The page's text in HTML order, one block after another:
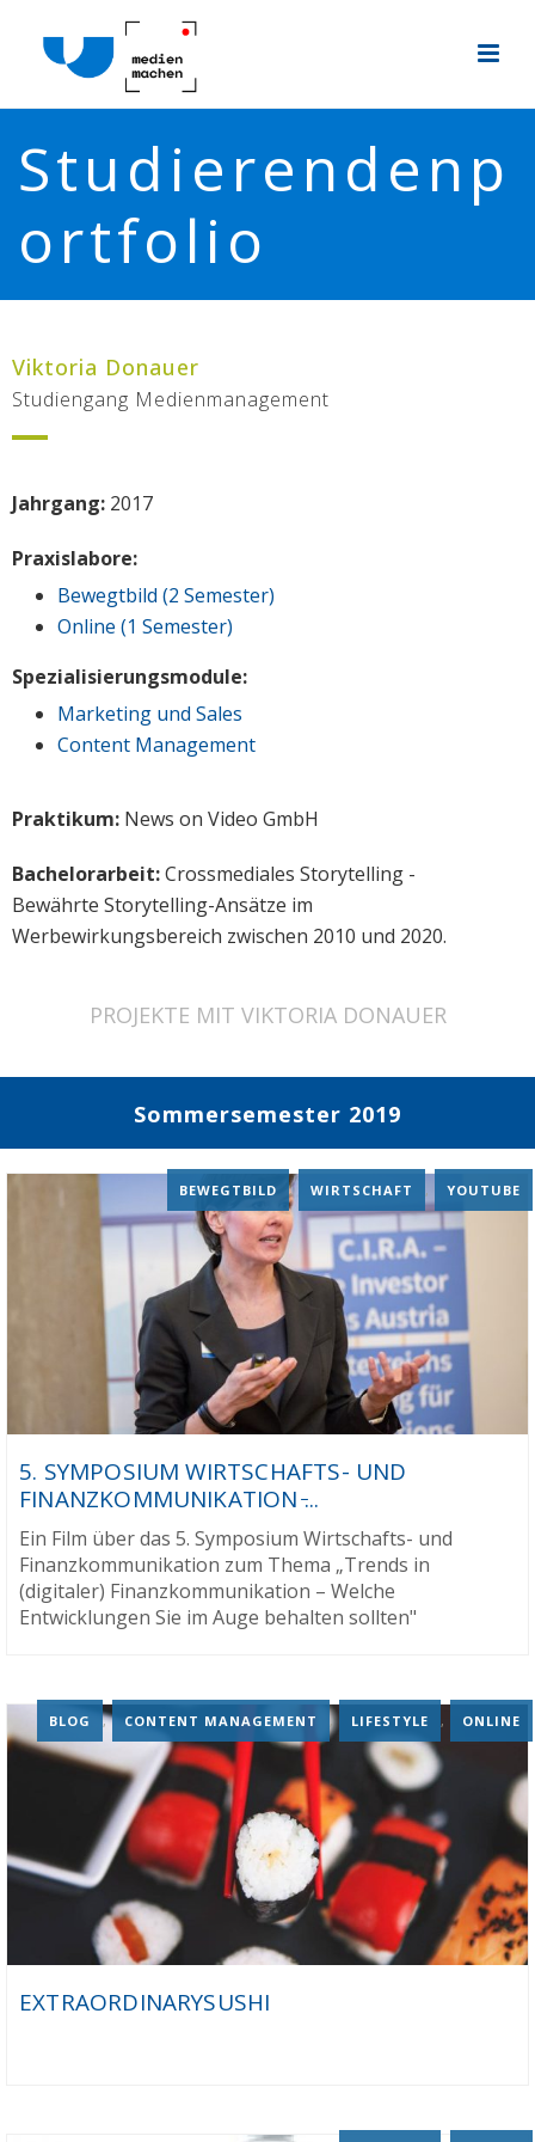
Studierendenp
ortfolio
Viktoria Donauer
Studiengang Medienmanagement
Jahrgang: 2017
Praxislabore:
Bewegtbild (2 Semester)
Online (1 Semester)
Spezialisierungsmodule:
Marketing und Sales
Content Management
Praktikum: News on Video GmbH
Bachelorarbeit:Crossmediales Storytelling -
Bewährte Storytelling-Ansätze im
Werbewirkungsbereich zwischen 2010 und 2020.
PROJEKTE MIT VIKTORIA DONAUER
Sommersemester 2019
5. SYMPOSIUM WIRTSCHAFTS- UND
FINANZKOMMUNIKATION ̵...
BEWEGTBILD , WIRTSCHAFT , YOUTUBE
Ein Film über das 5. Symposium Wirtschafts- und
Finanzkommunikation zum Thema „Trends in
(digitaler) Finanzkommunikation – Welche
Entwicklungen Sie im Auge behalten sollten"
EXTRAORDINARYSUSHI
BLOG , CONTENT MANAGEMENT , LIFESTYLE , ONLINE